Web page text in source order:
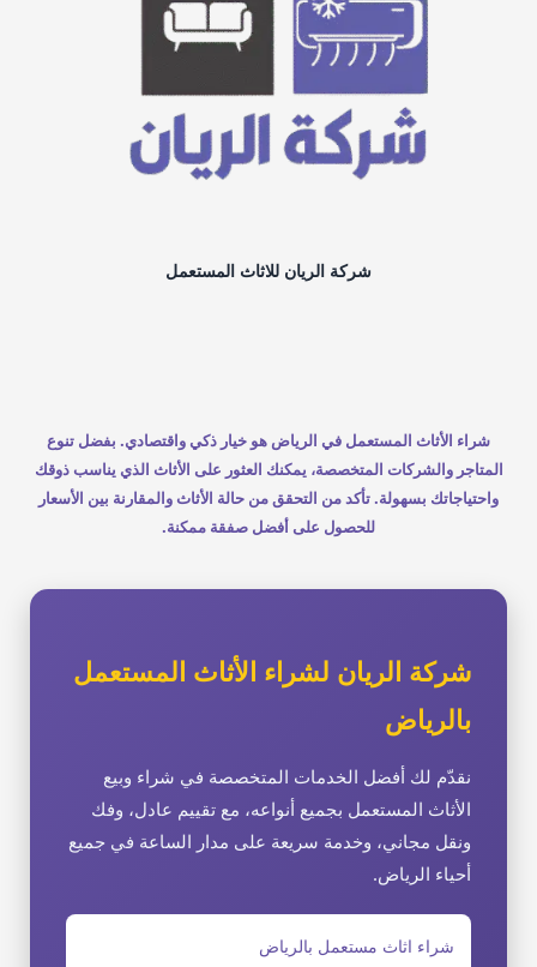
شركة الريان للاثاث المستعمل
شراء الأثاث المستعمل في الرياض هو خيار ذكي واقتصادي. بفضل تنوع
المتاجر والشركات المتخصصة، يمكنك العثور على الأثاث الذي يناسب ذوقك
واحتياجاتك بسهولة. تأكد من التحقق من حالة الأثاث والمقارنة بين الأسعار
للحصول على أفضل صفقة ممكنة.
شركة الريان لشراء الأثاث المستعمل
بالرياض
نقدّم لك أفضل الخدمات المتخصصة في شراء وبيع
الأثاث المستعمل بجميع أنواعه، مع تقييم عادل، وفك
ونقل مجاني، وخدمة سريعة على مدار الساعة في جميع
أحياء الرياض.
شراء اثاث مستعمل بالرياض